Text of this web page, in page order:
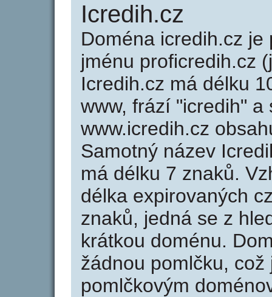
Icredih.cz
Doména icredih.cz
jménu proficredih.cz
Icredih.cz má délku
www, frází "icredih"
www.icredih.cz
Samotný název
má délku 7 znaků.
délka expirovaných
znaků, jedná se z
krátkou doménu.
žádnou pomlčku,
pomlčkovým